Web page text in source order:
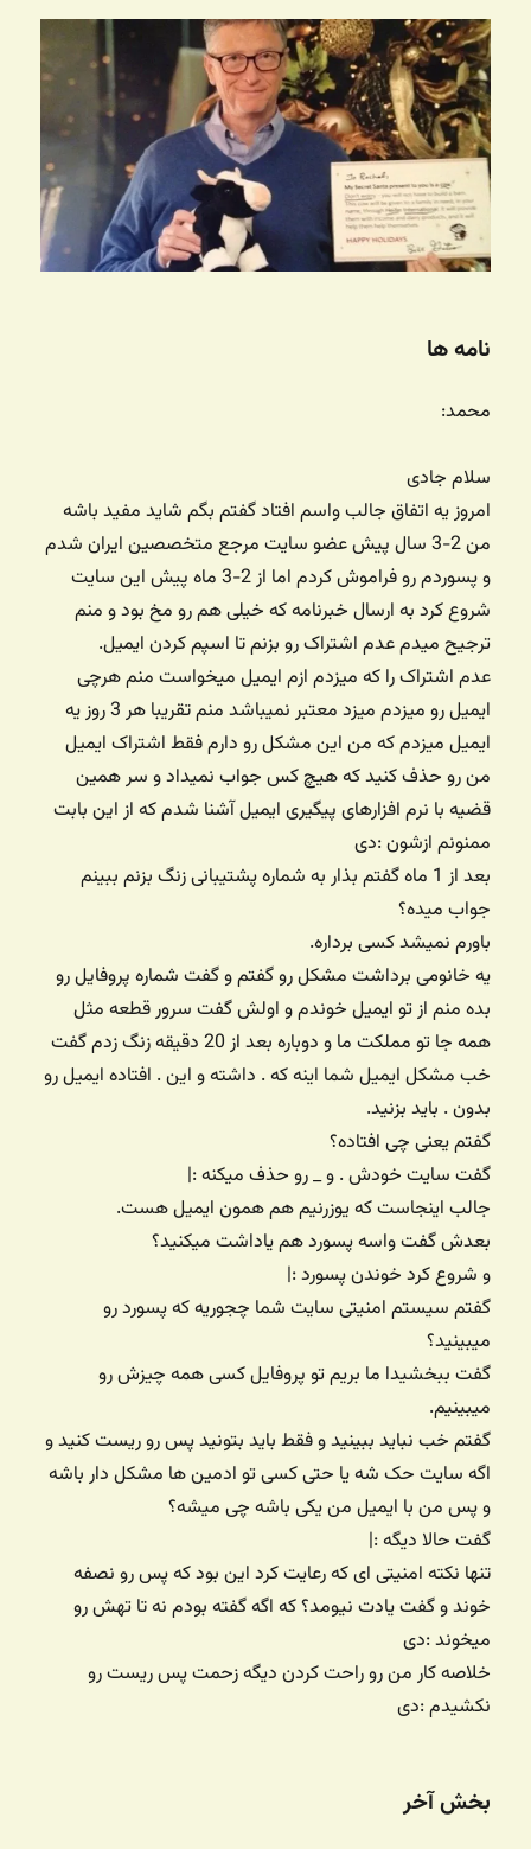
نامه ها
محمد:
سلام جادی
امروز یه اتفاق جالب واسم افتاد گفتم بگم شاید مفید باشه
من 2-3 سال پیش عضو سایت مرجع متخصصین ایران شدم
و پسوردم رو فراموش کردم اما از 2-3 ماه پیش این سایت
شروع کرد به ارسال خبرنامه که خیلی هم رو مخ بود و منم
ترجیح میدم عدم اشتراک رو بزنم تا اسپم کردن ایمیل.
عدم اشتراک را که میزدم ازم ایمیل میخواست منم هرچی
ایمیل رو میزدم میزد معتبر نمیباشد منم تقریبا هر 3 روز یه
ایمیل میزدم که من این مشکل رو دارم فقط اشتراک ایمیل
من رو حذف کنید که هیچ کس جواب نمیداد و سر همین
قضیه با نرم افزارهای پیگیری ایمیل آشنا شدم که از این بابت
ممنونم ازشون :دی
بعد از 1 ماه گفتم بذار به شماره پشتیبانی زنگ بزنم ببینم
جواب میده؟
باورم نمیشد کسی برداره.
یه خانومی برداشت مشکل رو گفتم و گفت شماره پروفایل رو
بده منم از تو ایمیل خوندم و اولش گفت سرور قطعه مثل
همه جا تو مملکت ما و دوباره بعد از 20 دقیقه زنگ زدم گفت
خب مشکل ایمیل شما اینه که . داشته و این . افتاده ایمیل رو
بدون . باید بزنید.
گفتم یعنی چی افتاده؟
گفت سایت خودش . و _ رو حذف میکنه :|
جالب اینجاست که یوزرنیم هم همون ایمیل هست.
بعدش گفت واسه پسورد هم یاداشت میکنید؟
و شروع کرد خوندن پسورد :|
گفتم سیستم امنیتی سایت شما چجوریه که پسورد رو
میبینید؟
گفت ببخشیدا ما بریم تو پروفایل کسی همه چیزش رو
میبینیم.
گفتم خب نباید ببینید و فقط باید بتونید پس رو ریست کنید و
اگه سایت حک شه یا حتی کسی تو ادمین ها مشکل دار باشه
و پس من با ایمیل من یکی باشه چی میشه؟
گفت حالا دیگه :|
تنها نکته امنیتی ای که رعایت کرد این بود که پس رو نصفه
خوند و گفت یادت نیومد؟ که اگه گفته بودم نه تا تهش رو
میخوند :دی
خلاصه کار من رو راحت کردن دیگه زحمت پس ریست رو
نکشیدم :دی
بخش آخر